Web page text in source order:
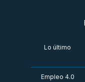
Lo último
Empleo 4.0